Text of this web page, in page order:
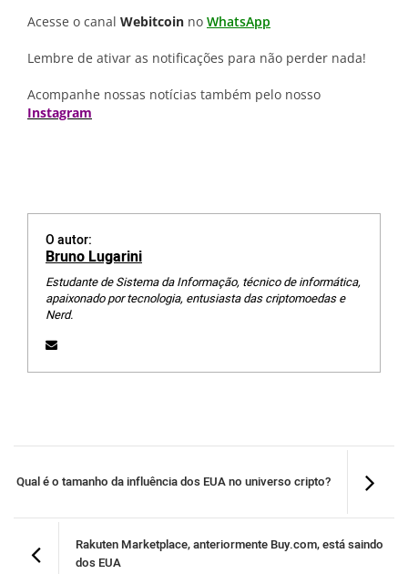
Acesse o canal Webitcoin no WhatsApp
Lembre de ativar as notificações para não perder nada!
Acompanhe nossas notícias também pelo nosso
Instagram
O autor:
Bruno Lugarini
Estudante de Sistema da Informação, técnico de informática,
apaixonado por tecnologia, entusiasta das criptomoedas e
Nerd.
Qual é o tamanho da influência dos EUA no universo cripto?
Rakuten Marketplace, anteriormente Buy.com, está saindo
dos EUA